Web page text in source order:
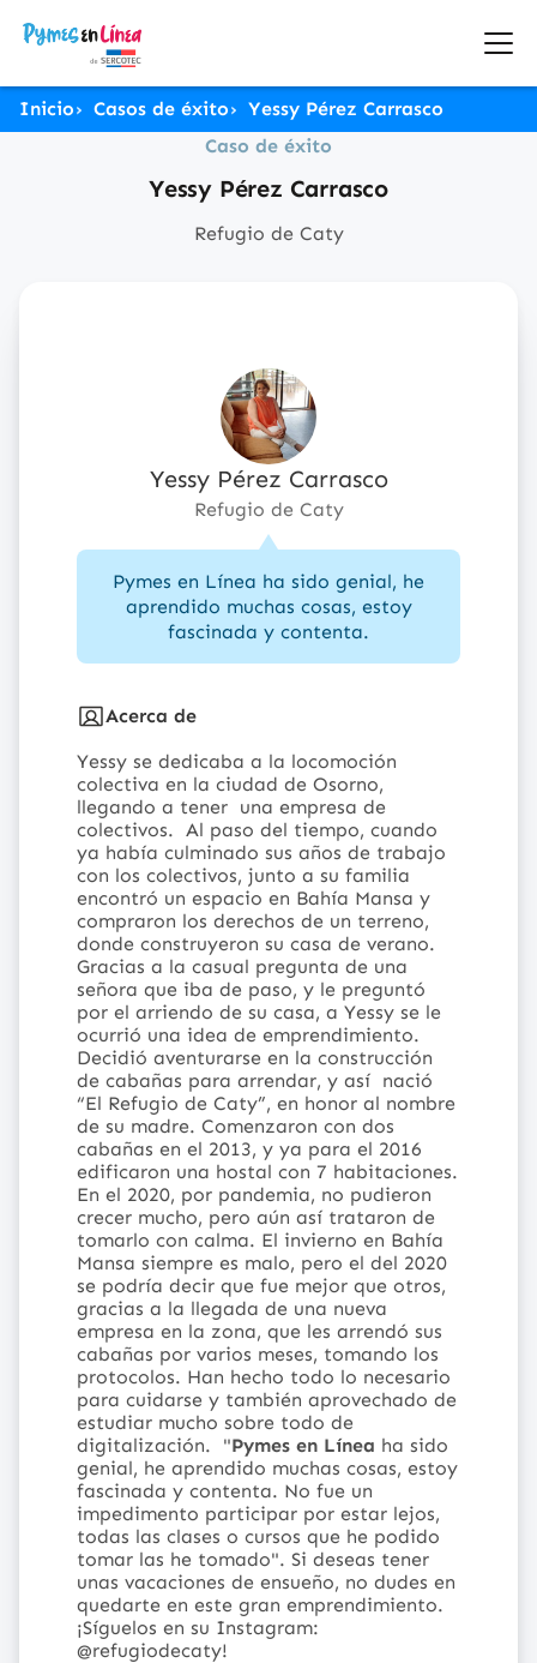
Inicio Casos de éxito
Yessy Pérez Carrasco
Caso de éxito
Yessy Pérez Carrasco
Refugio de Caty
Yessy Pérez Carrasco
Refugio de Caty
Pymes en Línea ha sido genial, he
aprendido muchas cosas, estoy
fascinada y contenta.
Acerca de
Yessy se dedicaba a la locomoción
colectiva en la ciudad de Osorno,
llegando a tener una empresa de
colectivos. Al paso del tiempo, cuando
ya había culminado sus años de trabajo
con los colectivos, junto a su familia
encontró un espacio en Bahía Mansa y
compraron los derechos de un terreno,
donde construyeron su casa de verano.
Gracias a la casual pregunta de una
señora que iba de paso, y le preguntó
por el arriendo de su casa, a Yessy se le
ocurrió una idea de emprendimiento.
Decidió aventurarse en la construcción
de cabañas para arrendar, y así nació
“El Refugio de Caty”, en honor al nombre
de su madre. Comenzaron con dos
cabañas en el 2013, y ya para el 2016
edificaron una hostal con 7 habitaciones.
En el 2020, por pandemia, no pudieron
crecer mucho, pero aún así trataron de
tomarlo con calma. El invierno en Bahía
Mansa siempre es malo, pero el del 2020
se podría decir que fue mejor que otros,
gracias a la llegada de una nueva
empresa en la zona, que les arrendó sus
cabañas por varios meses, tomando los
protocolos. Han hecho todo lo necesario
para cuidarse y también aprovechado de
estudiar mucho sobre todo de
digitalización.
"Pymes en Línea ha sido
genial, he aprendido muchas cosas, estoy
fascinada y contenta. No fue un
impedimento participar por estar lejos,
todas las clases o cursos que he podido
tomar las he tomado". Si deseas tener
unas vacaciones de ensueño, no dudes en
quedarte en este gran emprendimiento.
¡Síguelos en su Instagram:
@refugiodecaty!